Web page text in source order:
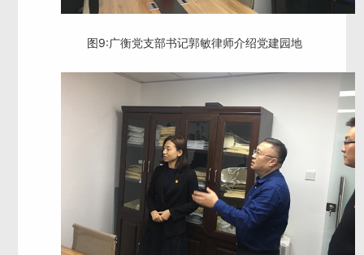
图9:广衡党支部书记郭敏律师介绍党建园地